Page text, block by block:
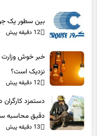
نزدیک است؟
12 دقیقه پیش
دستمزد کارگران
دقیق محاسبه
13 دقیقه پیش